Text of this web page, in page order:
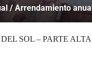
/ Arrendamiento
SOL – PARTE ALTA